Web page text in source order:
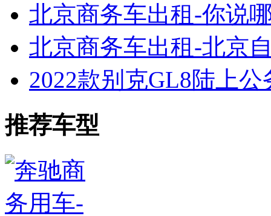
北京商务车出租-你说
北京商务车出租-北京
2022款别克GL8陆上公
推荐车型